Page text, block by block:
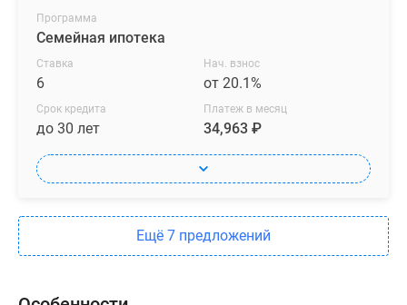
Программа
Семейная ипотека
Ставка
6
Нач. взнос
от 20.1%
Срок кредита
до 30 лет
Платеж в месяц
34,963 ₽
Ещё 7 предложений